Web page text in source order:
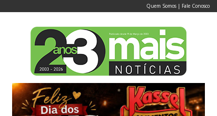
Quem Somos | Fale Conosco